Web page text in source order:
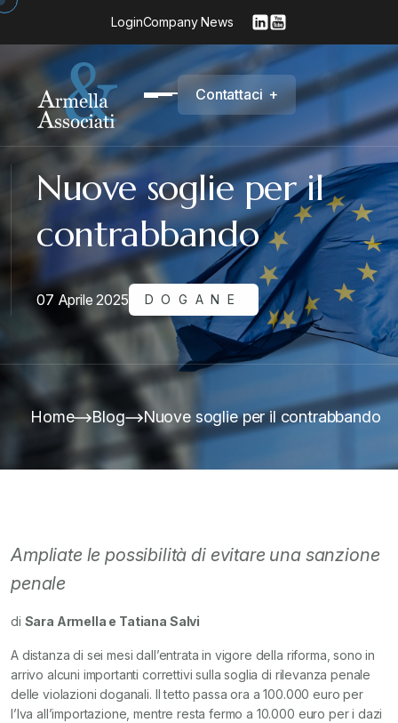
LoginCompany News
Contattaci +
Nuove soglie per il
contrabbando
07 Aprile 2025 DOGANE
Home Blog Nuove soglie per il contrabbando
Ampliate le possibilità di evitare una sanzione
penale
di Sara Armella e Tatiana Salvi
A distanza di sei mesi dall’entrata in vigore della riforma, sono in
arrivo alcuni importanti correttivi sulla soglia di rilevanza penale
delle violazioni doganali. Il tetto passa ora a 100.000 euro per
l’Iva all’importazione, mentre resta fermo a 10.000 euro per i dazi